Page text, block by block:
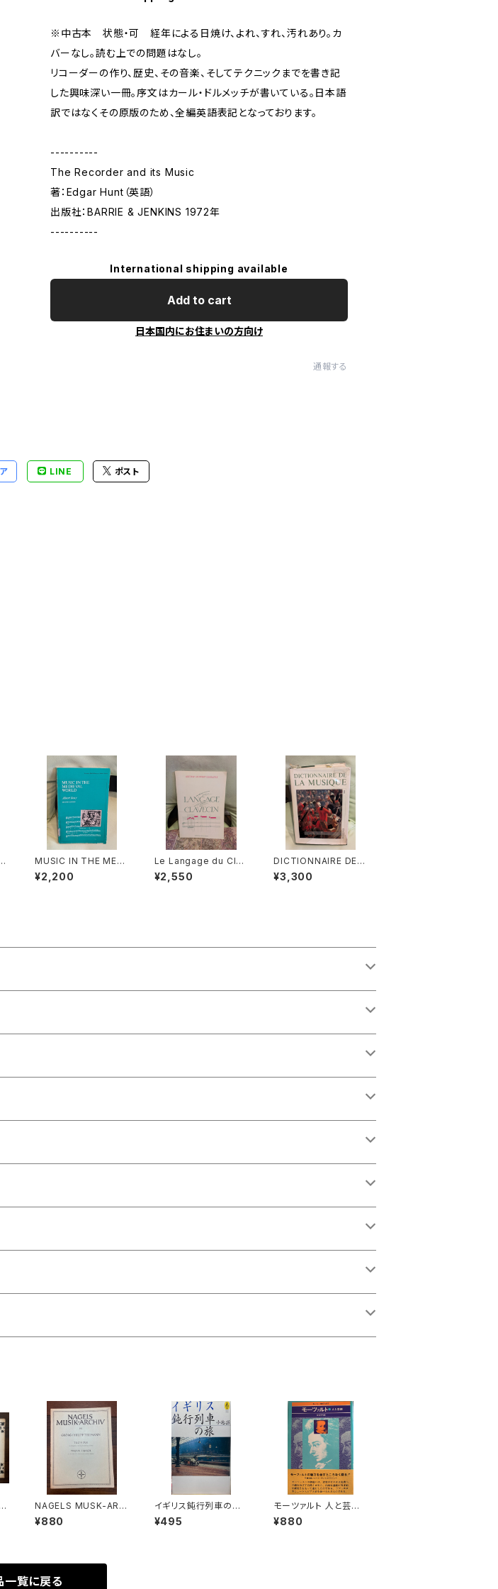
※中古本 状態・可 経年による日焼け、よれ、すれ、汚れあり。カ
バーなし。読む上での問題はなし。
リコーダーの作り、歴史、その音楽、そしてテクニックまでを書き記
した興味深い一冊。序文はカール・ドルメッチが書いている。日本語
訳ではなくその原版のため、全編英語表記となっております。
----------
The Recorder and its Music
著：Edgar Hunt（英語）
出版社：BARRIE & JENKINS 1972年
----------
International shipping available
Add to cart
日本国内にお住まいの方向け
通報する
LINE ポスト
MUSIC IN THE MEDI
EVAL WORLD【著者：
Albert Seay】出版社：
¥2,200
Le Langage du Clav
ecin 【著者：ANTOINE
GEOFFROY DECHAU
¥2,550
DICTIONNAIRE DE L
A MUSIQUE Ⅰ :les
mens et leurs œuvr
¥3,300
NAGELS MUSK-ARC
HIV 131 TRIO F-DUR
für Altblockflöte, Vi
S VERLAG KASSEL
¥880
イギリス鈍行列車の旅
【著者：小池滋】出版社：
NTT出版 1997年
¥495
モーツァルト 人と芸術
【編集：音楽現代】出版
社：芸術現代社 昭和51
¥880
一覧に戻る